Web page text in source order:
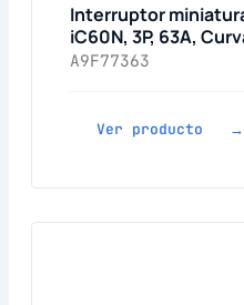
Interruptor
iC60N, 3P, 63A,
A9F77363
Ver producto →